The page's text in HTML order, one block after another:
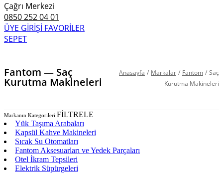
Çağrı Merkezi
0850 252 04 01
ÜYE GİRİŞİ FAVORİLER
SEPET
Fantom — Saç
Kurutma Makineleri
Anasayfa / Markalar / Fantom / Saç
Kurutma Makineleri
Markanın Kategorileri FİLTRELE
Yük Taşıma Arabaları
Kapsül Kahve Makineleri
Sıcak Su Otomatları
Fantom Aksesuarları ve Yedek Parçaları
Otel İkram Tepsileri
Elektrik Süpürgeleri